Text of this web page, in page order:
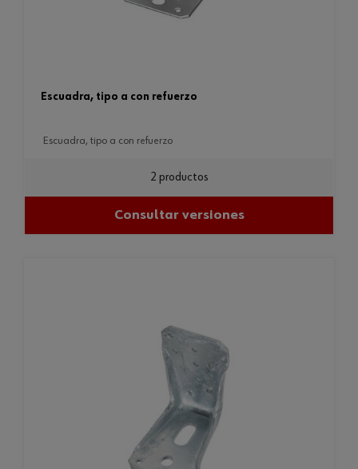
escuadra, tipo a con refuerzo
escuadra, tipo a con refuerzo
2 productos
Consultar versiones